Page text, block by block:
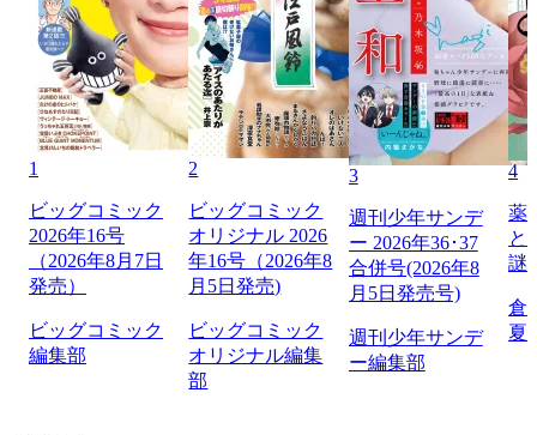
1
ビッグコミック
2026年16号
（2026年8月7日
発売）
ビッグコミック
編集部
2
ビッグコミック
オリジナル 2026
年16号（2026年8
月5日発売)
ビッグコミック
オリジナル編集
部
3
週刊少年サンデ
ー 2026年36･37
合併号(2026年8
月5日発売号)
週刊少年サンデ
ー編集部
4
薬
と
謎
倉
夏